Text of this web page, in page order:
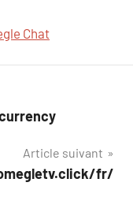
Chat
Article suivant
fr/